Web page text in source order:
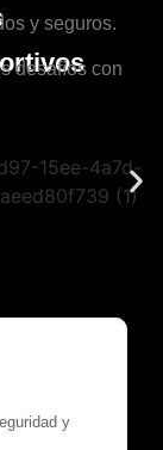
y seguros.
desafíos con
y